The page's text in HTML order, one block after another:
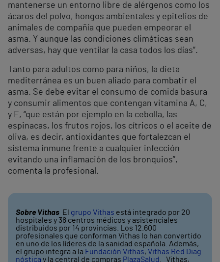
mantenerse un entorno libre de alérgenos como los
ácaros del polvo, hongos ambientales y epitelios de
animales de compañía que pueden empeorar el
asma. Y aunque las condiciones climáticas sean
adversas, hay que ventilar la casa todos los días”.
Tanto para adultos como para niños, la dieta
mediterránea es un buen aliado para combatir el
asma. Se debe evitar el consumo de comida basura
y consumir alimentos que contengan vitamina A, C,
y E, “que están por ejemplo en la cebolla, las
espinacas, los frutos rojos, los cítricos o el aceite de
oliva, es decir, antioxidantes que fortalezcan el
sistema inmune frente a cualquier infección
evitando una inflamación de los bronquios”,
comenta la profesional.
Sobre Vithas El grupo Vithas está integrado por 20
hospitales y 38 centros médicos y asistenciales
distribuidos por 14 provincias. Los 12.600
profesionales que conforman Vithas lo han convertido
en uno de los líderes de la sanidad española. Además,
el grupo integra a la Fundación Vithas, Vithas Red Diag
nóstica y la central de compras PlazaSalud . Vithas,